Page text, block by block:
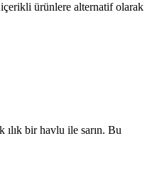
içerikli ürünlere alternatif olarak
ılık bir havlu ile sarın. Bu